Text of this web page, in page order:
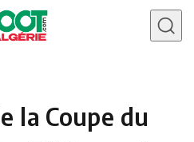
la Coupe du